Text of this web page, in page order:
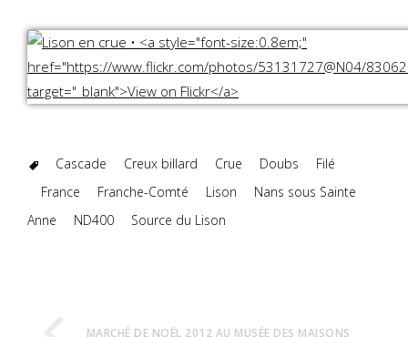
Cascade Creux billard Crue Doubs
Filé
France
Franche-Comté Lison
Nans sous Sainte
Anne
ND400 Source du Lison
MARCHÉ DE NOËL 2012 AU MUSÉE DES MAISONS